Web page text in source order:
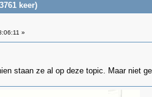
keer)
»
staan ze al op deze topic. Maar niet